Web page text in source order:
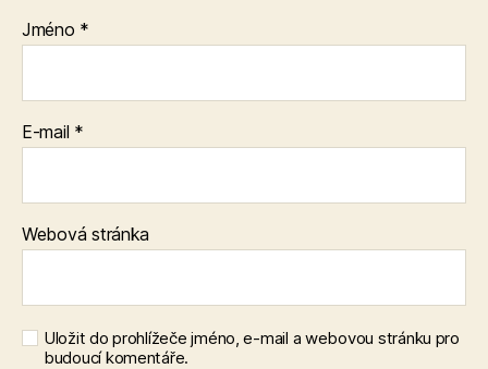
Jméno *
E-mail *
Webová stránka
Uložit do prohlížeče jméno, e-mail a webovou stránku pro
budoucí komentáře.